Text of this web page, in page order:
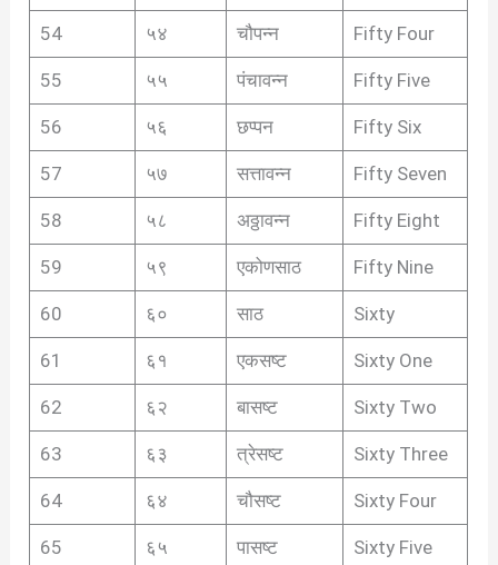
54 ५४ चौपन्न Fifty Four
55 ५५ पंचावन्न Fifty Five
56 ५६ छप्पन Fifty Six
57 ५७ सत्तावन्न Fifty Seven
58 ५८ अठ्ठावन्न Fifty Eight
59 ५९ एकोणसाठ Fifty Nine
60 ६० साठ Sixty
61 ६१ एकसष्ट Sixty One
62 ६२ बासष्ट Sixty Two
63 ६३ त्रेसष्ट Sixty Three
64 ६४ चौसष्ट Sixty Four
65 ६५ पासष्ट Sixty Five